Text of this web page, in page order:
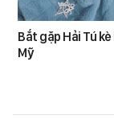
Bắt gặp Hải Tú
Mỹ